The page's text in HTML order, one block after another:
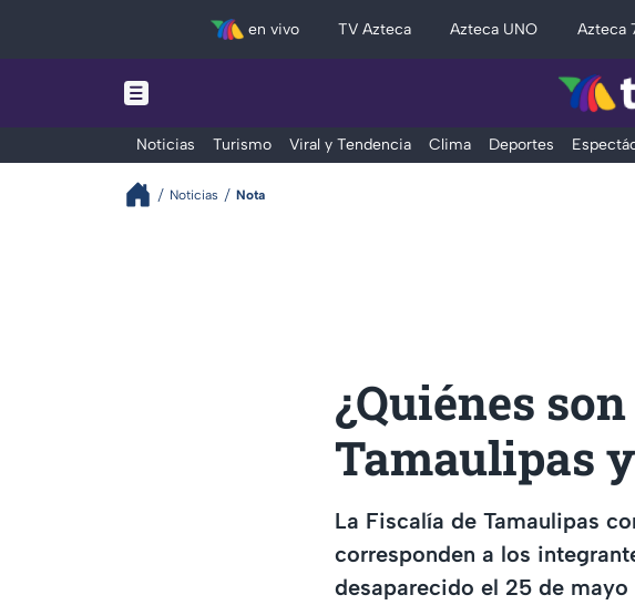
en vivo TV Azteca Azteca UNO Azteca
Noticias Turismo Viral y Tendencia Clima Deportes
Noticias Nota
¿Quiénes
Tamaulipas
La Fiscalía de Tamaulipas
corresponden a los
desaparecido el 25 de mayo